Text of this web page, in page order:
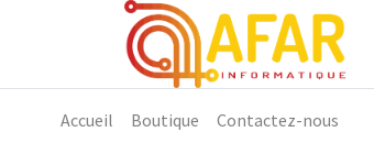
Accueil Boutique Contactez-nous